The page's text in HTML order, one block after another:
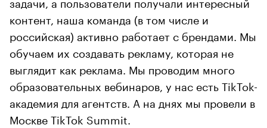
контент, наша команда (в том числе и
российская) активно работает с брендами. Мы
обучаем их создавать рекламу, которая не
выглядит как реклама. Мы проводим много
образовательных вебинаров, у нас есть TikTok-
академия для агентств. А на днях мы провели в
Москве TikTok Summit.